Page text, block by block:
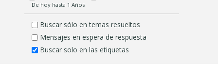
De hoy hasta 1 Años
Buscar sólo en temas resueltos
Mensajes en espera de respuesta
Buscar solo en las etiquetas